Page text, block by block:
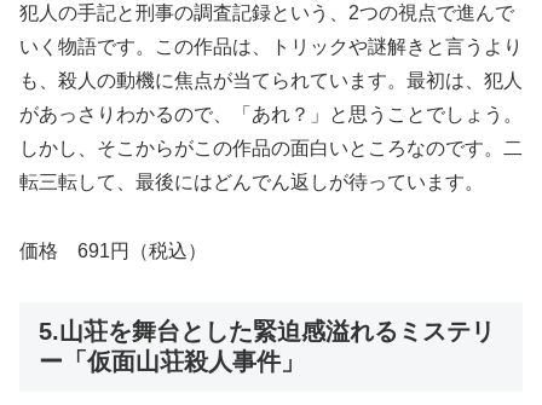
犯人の手記と刑事の調査記録という、2つの視点で進んで
いく物語です。この作品は、トリックや謎解きと言うより
も、殺人の動機に焦点が当てられています。最初は、犯人
があっさりわかるので、「あれ？」と思うことでしょう。
しかし、そこからがこの作品の面白いところなのです。二
転三転して、最後にはどんでん返しが待っています。
価格 691円（税込）
5.山荘を舞台とした緊迫感溢れるミステリ
ー「仮面山荘殺人事件」